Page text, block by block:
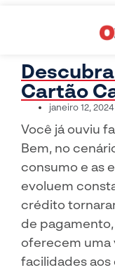
Cartão
janeiro 12, 2024
Você já ouviu
Bem, no
consumo e as
evoluem
crédito
de
oferecem uma
facilidades aos